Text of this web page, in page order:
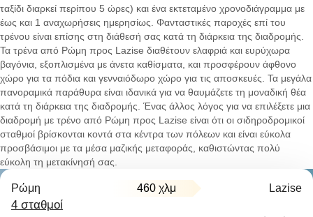
ταξίδι διαρκεί περίπου 5 ώρες) και ένα εκτεταμένο χρονοδιάγραμμα με
έως και 1 αναχωρήσεις ημερησίως. Φανταστικές παροχές επί του
τρένου είναι επίσης στη διάθεσή σας κατά τη διάρκεια της διαδρομής.
Τα τρένα από Ρώμη προς Lazise διαθέτουν ελαφριά και ευρύχωρα
βαγόνια, εξοπλισμένα με άνετα καθίσματα, και προσφέρουν άφθονο
χώρο για τα πόδια και γενναιόδωρο χώρο για τις αποσκευές. Τα μεγάλα
πανοραμικά παράθυρα είναι ιδανικά για να θαυμάζετε τη μοναδική θέα
κατά τη διάρκεια της διαδρομής. Ένας άλλος λόγος για να επιλέξετε μια
διαδρομή με τρένο από Ρώμη προς Lazise είναι ότι οι σιδηροδρομικοί
σταθμοί βρίσκονται κοντά στα κέντρα των πόλεων και είναι εύκολα
προσβάσιμοι με τα μέσα μαζικής μεταφοράς, καθιστώντας πολύ
εύκολη τη μετακίνησή σας.
Ρώμη 460 χλμ Lazise
4 σταθμοί